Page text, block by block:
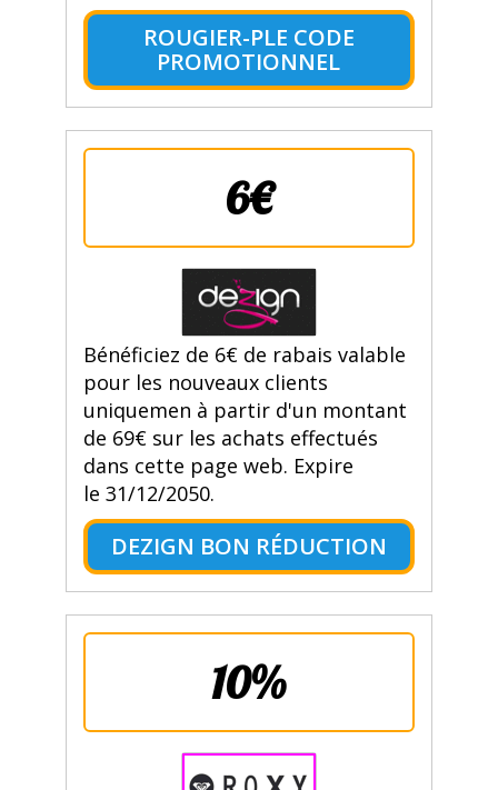
ROUGIER-PLE CODE
PROMOTIONNEL
6€
Bénéficiez de 6€ de rabais valable
pour les nouveaux clients
uniquemen à partir d'un montant
de 69€ sur les achats effectués
dans cette page web. Expire
le 31/12/2050.
DEZIGN BON RÉDUCTION
10%